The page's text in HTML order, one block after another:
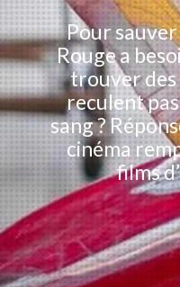
Pour sauver
Rouge a
trouver des
reculent
sang ?
cinéma
films